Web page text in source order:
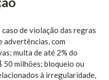
de violação das regras
advertências, com
multa de até 2% do
milhões; bloqueio ou
à irregularidade,